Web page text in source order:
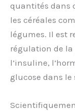
quantités dans
les céréales
légumes. Il est
régulation de la
l’insuline,
glucose dans le